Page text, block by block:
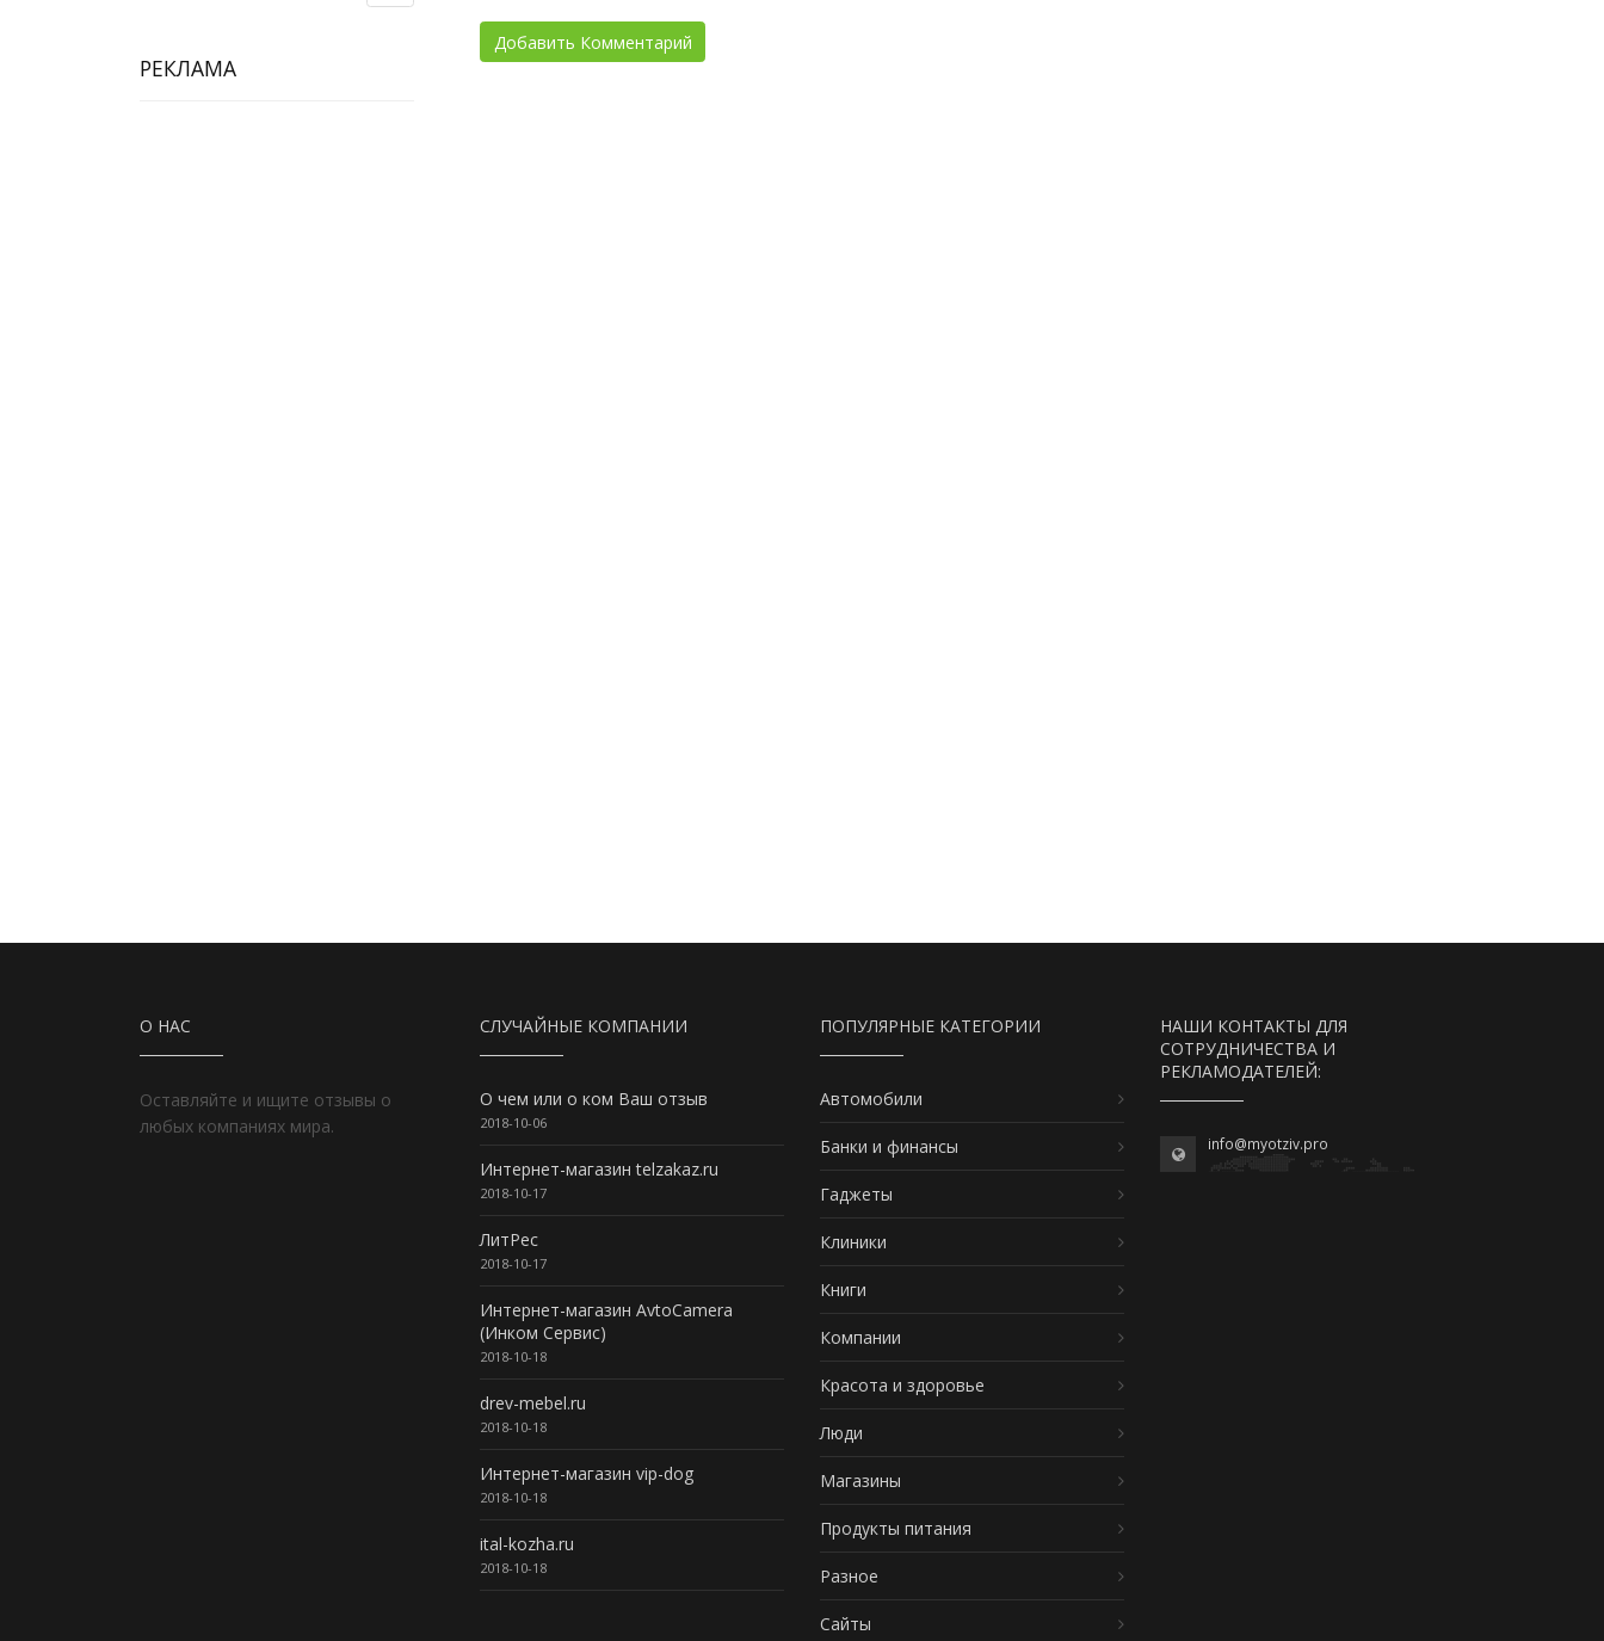
РЕКЛАМА
О НАС
Оставляйте и ищите отзывы о
любых компаниях мира.
СЛУЧАЙНЫЕ КОМПАНИИ
О чем или о ком Ваш отзыв
2018-10-06
Интернет-магазин telzakaz.ru
2018-10-17
ЛитРес
2018-10-17
Интернет-магазин AvtoCamera
(Инком Сервис)
2018-10-18
drev-mebel.ru
2018-10-18
Интернет-магазин vip-dog
2018-10-18
ital-kozha.ru
2018-10-18
ПОПУЛЯРНЫЕ КАТЕГОРИИ
Автомобили
Банки и финансы
Гаджеты
Клиники
Книги
Компании
Красота и здоровье
Люди
Магазины
Продукты питания
Разное
Сайты
НАШИ КОНТАКТЫ ДЛЯ
СОТРУДНИЧЕСТВА И
РЕКЛАМОДАТЕЛЕЙ:
info@myotziv.pro